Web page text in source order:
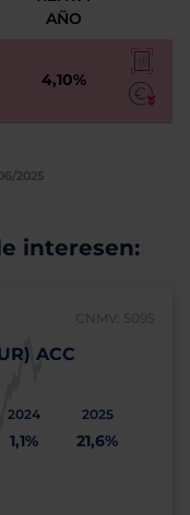
AÑO
4,10%
2025
interesen:
CNMV: 5095
ACC
2024
1,1%
2025
21,6%